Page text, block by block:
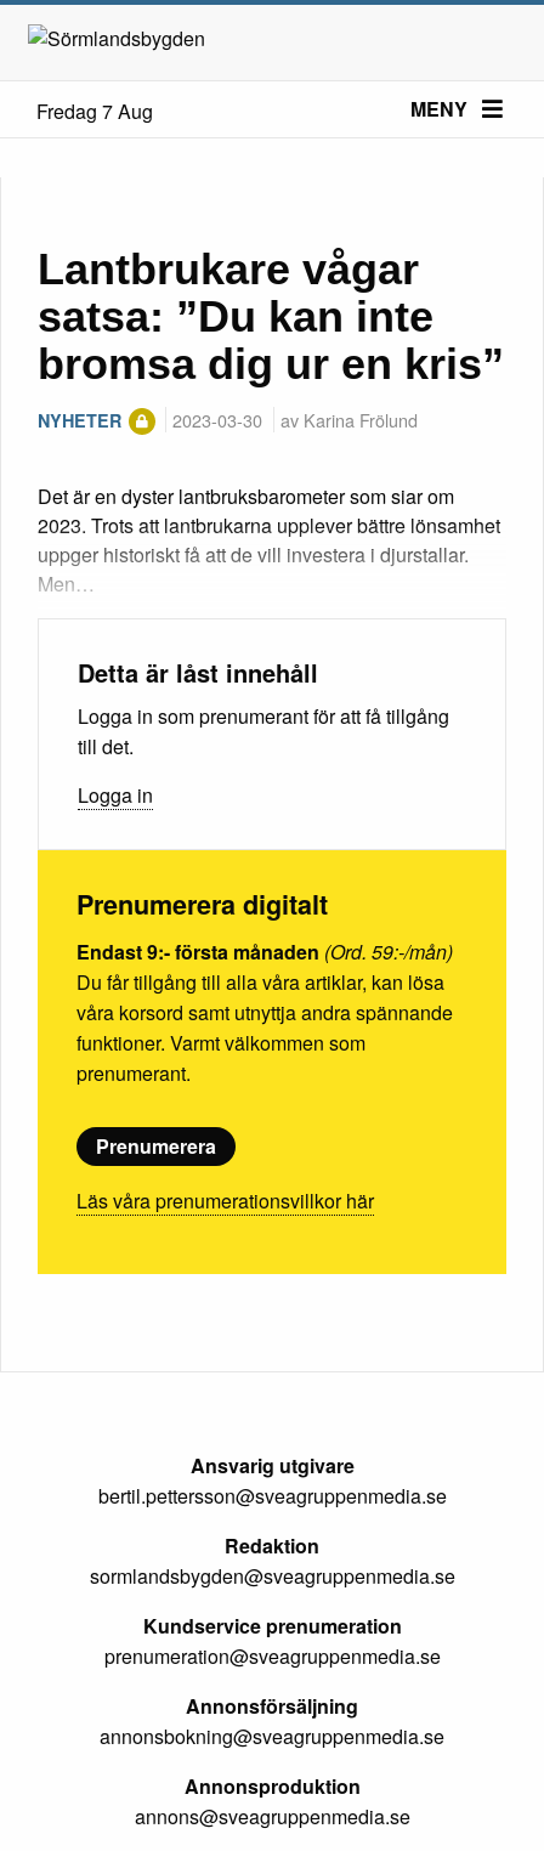
Fredag 7 Aug MENY
Lantbrukare vågar
satsa: ”Du kan inte
bromsa dig ur en kris”
NYHETER 2023-03-30 av Karina Frölund
Det är en dyster lantbruksbarometer som siar om
2023. Trots att lantbrukarna upplever bättre lönsamhet
uppger historiskt få att de vill investera i djurstallar.
Men…
Detta är låst innehåll
Logga in som prenumerant för att få tillgång
till det.
Logga in
Prenumerera digitalt
Endast 9:- första månaden (Ord. 59:-/mån)
Du får tillgång till alla våra artiklar, kan lösa
våra korsord samt utnyttja andra spännande
funktioner. Varmt välkommen som
prenumerant.
Prenumerera
Läs våra prenumerationsvillkor här
Ansvarig utgivare
bertil.pettersson@sveagruppenmedia.se
Redaktion
sormlandsbygden@sveagruppenmedia.se
Kundservice prenumeration
prenumeration@sveagruppenmedia.se
Annonsförsäljning
annonsbokning@sveagruppenmedia.se
Annonsproduktion
annons@sveagruppenmedia.se